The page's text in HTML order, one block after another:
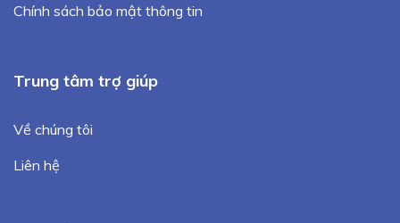
Chính sách bảo mật thông tin
Trung tâm trợ giúp
Về chúng tôi
Liên hệ